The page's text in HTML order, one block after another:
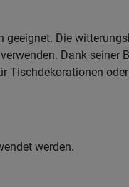
geeignet. Die
Dank seiner
Tischdekorationen oder
werden.